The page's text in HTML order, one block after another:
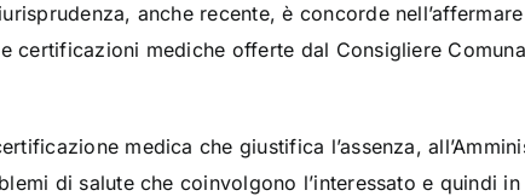
anche recente, è concorde
certificazioni mediche offerte dal Consigliere
medica che giustifica l’assenza,
di salute che coinvolgono l’interessato e quindi